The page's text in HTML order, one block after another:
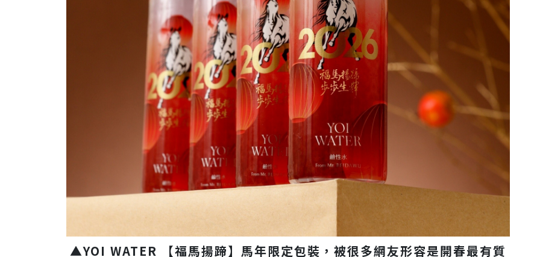
▲YOI WATER 【福馬揚蹄】馬年限定包裝，被很多網友形容是開春最有質